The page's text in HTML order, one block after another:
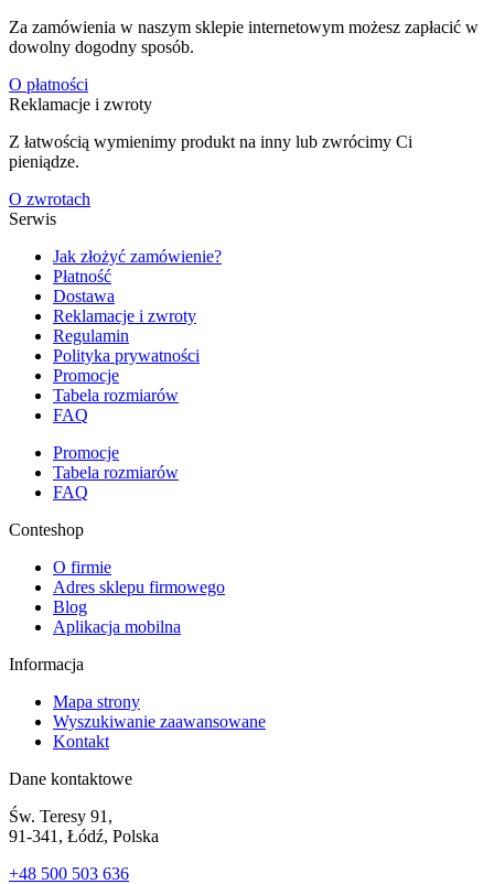
Za zamówienia w naszym sklepie internetowym możesz zapłacić w
dowolny dogodny sposób.
O płatności
Reklamacje i zwroty
Z łatwością wymienimy produkt na inny lub zwrócimy Ci
pieniądze.
O zwrotach
Serwis
Jak złożyć zamówienie?
Płatność
Dostawa
Reklamacje i zwroty
Regulamin
Polityka prywatności
Promocje
Tabela rozmiarów
FAQ
Promocje
Tabela rozmiarów
FAQ
Conteshop
O firmie
Adres sklepu firmowego
Blog
Aplikacja mobilna
Informacja
Mapa strony
Wyszukiwanie zaawansowane
Kontakt
Dane kontaktowe
Św. Teresy 91,
91-341, Łódź, Polska
+48 500 503 636